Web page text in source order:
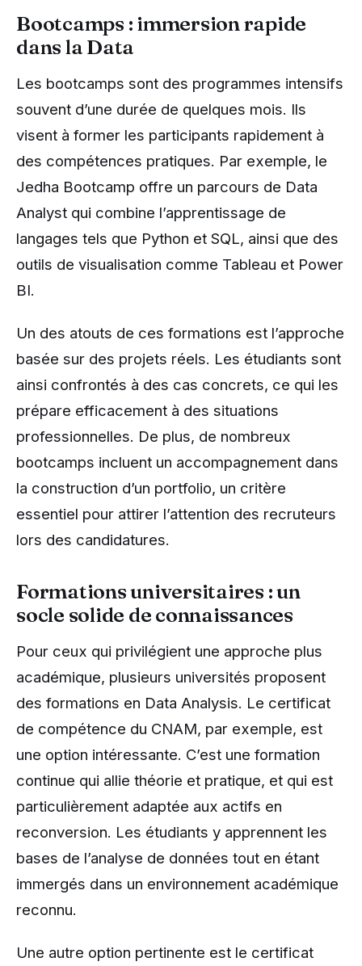
Bootcamps : immersion rapide
dans la Data
Les bootcamps sont des programmes intensifs
souvent d’une durée de quelques mois. Ils
visent à former les participants rapidement à
des compétences pratiques. Par exemple, le
Jedha Bootcamp offre un parcours de Data
Analyst qui combine l’apprentissage de
langages tels que Python et SQL, ainsi que des
outils de visualisation comme Tableau et Power
BI.
Un des atouts de ces formations est l’approche
basée sur des projets réels. Les étudiants sont
ainsi confrontés à des cas concrets, ce qui les
prépare efficacement à des situations
professionnelles. De plus, de nombreux
bootcamps incluent un accompagnement dans
la construction d’un portfolio, un critère
essentiel pour attirer l’attention des recruteurs
lors des candidatures.
Formations universitaires : un
socle solide de connaissances
Pour ceux qui privilégient une approche plus
académique, plusieurs universités proposent
des formations en Data Analysis. Le certificat
de compétence du CNAM, par exemple, est
une option intéressante. C’est une formation
continue qui allie théorie et pratique, et qui est
particulièrement adaptée aux actifs en
reconversion. Les étudiants y apprennent les
bases de l’analyse de données tout en étant
immergés dans un environnement académique
reconnu.
Une autre option pertinente est le certificat